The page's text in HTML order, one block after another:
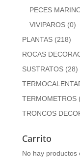
PECES
VIVIPAROS (0)
PLANTAS (218)
ROCAS
SUSTRATOS (28)
TERMOMETROS
TRONCOS
Carrito
No hay productos